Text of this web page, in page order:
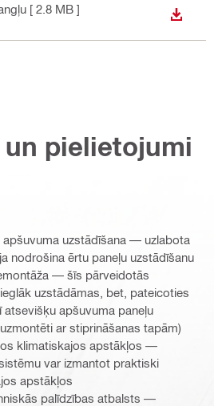
angļu [ 2.8 MB ]
pielietojumi
apšuvuma uzstādīšana — uzlabota
nodrošina ērtu paneļu uzstādīšanu
— šīs pārveidotās
uzstādāmas, bet, pateicoties
atsevišķu apšuvuma paneļu
ar stiprināšanas tapām)
klimatiskajos apstākļos —
var izmantot praktiski
apstākļos
palīdzības atbalsts —